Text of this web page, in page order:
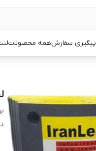
پیگیری سفارشهمه محصولات